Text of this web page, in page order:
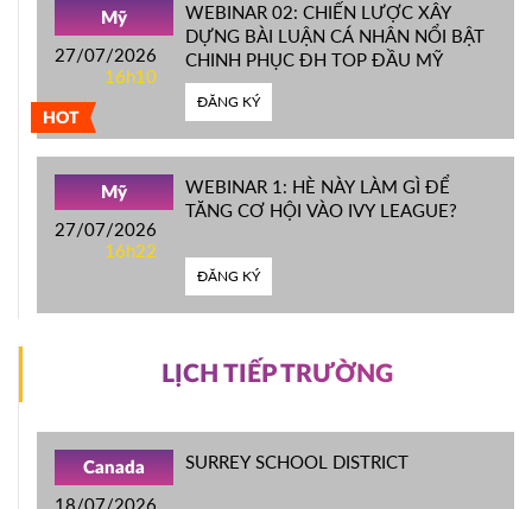
HOT
Mỹ
27/07/2026
16h10
WEBINAR 02: CHIẾN LƯỢC XÂY
DỰNG BÀI LUẬN CÁ NHÂN NỔI BẬT
CHINH PHỤC ĐH TOP ĐẦU MỸ
ĐĂNG KÝ
Mỹ
27/07/2026
16h22
WEBINAR 1: HÈ NÀY LÀM GÌ ĐỂ
TĂNG CƠ HỘI VÀO IVY LEAGUE?
ĐĂNG KÝ
LỊCH TIẾP TRƯỜNG
Canada
18/07/2026
SURREY SCHOOL DISTRICT